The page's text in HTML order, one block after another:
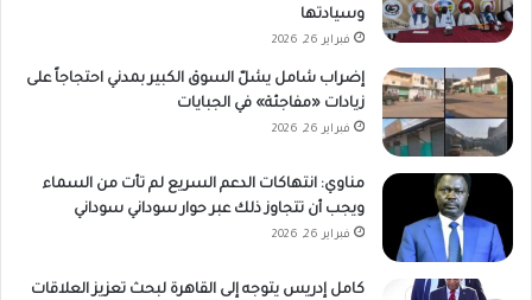
وسيادتها
فبراير 26, 2026
إضراب شامل يشلّ السوق الكبير بمدني احتجاجاً على
زيادات «مفاجئة» في الجبايات
فبراير 26, 2026
مناوي: انتهاكات الدعم السريع لم تأت من السماء
ويجب أن تتجاوز ذلك عبر حوار سوداني سوداني
فبراير 26, 2026
كامل إدريس يتوجه إلى القاهرة لبحث تعزيز العلاقات